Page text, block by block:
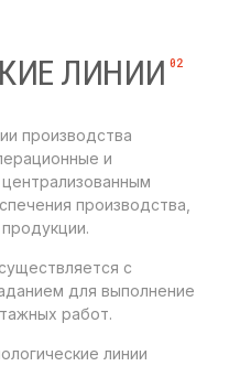
ЛИНИИ 02
производства
и
производства,
с
для выполнение
работ.
линии